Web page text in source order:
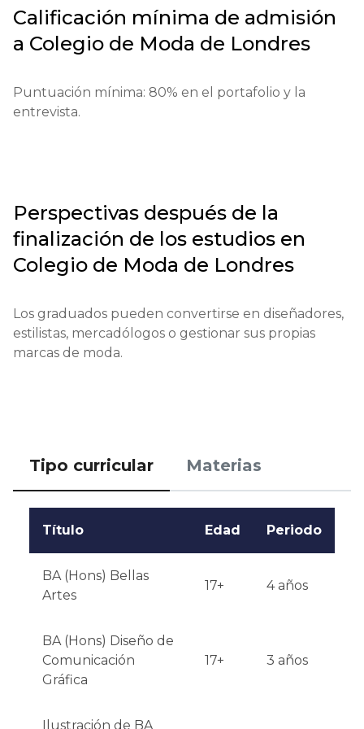
Proceso de aplicación: Las solicitudes se presentan a
través de UCAS, con una tarifa de alrededor de £25.
recomendación.
Condiciones financieras: Puede ser necesario
demostrar fondos.
Fechas límite de solicitud: Normalmente de enero a
Pruebas o entrevista: Puede ser necesaria una
entrevista o revisión del portafolio.
anuncian en agosto.
Calificación mínima de admisión
a Colegio de Moda de Londres
Puntuación mínima: 80% en el portafolio y la
entrevista.
Perspectivas después de la
finalización de los estudios en
Colegio de Moda de Londres
Los graduados pueden convertirse en diseñadores,
estilistas, mercadólogos o gestionar sus propias
marcas de moda.
Tipo curricular Materias
Título Edad Periodo
BA (Hons) Bellas
Artes
17+ 4 años
BA (Hons) Diseño de
Comunicación
Gráfica
17+ 3 años
Ilustración de BA